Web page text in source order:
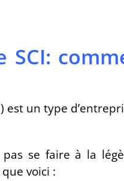
un type
se faire à la
voici :